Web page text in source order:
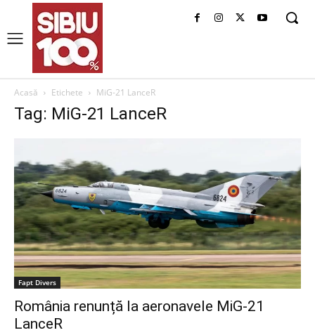
Acasă Etichete MiG-21 LanceR
Tag: MiG-21 LanceR
Fapt Divers
România renunță la aeronavele MiG-21
LanceR